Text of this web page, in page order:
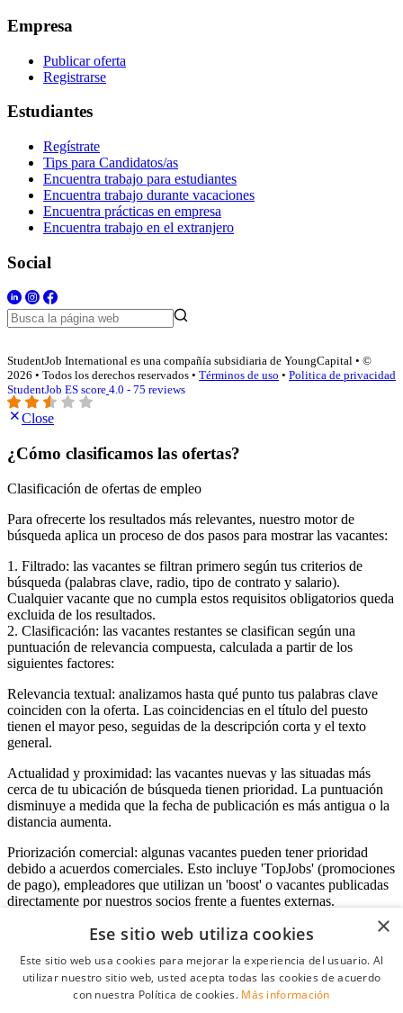
Empresa
Publicar oferta
Registrarse
Estudiantes
Regístrate
Tips para Candidatos/as
Encuentra trabajo para estudiantes
Encuentra trabajo durante vacaciones
Encuentra prácticas en empresa
Encuentra trabajo en el extranjero
Social
StudentJob International es una compañía subsidiaria de YoungCapital • ©
2026 • Todos los derechos reservados • Términos de uso • Politica de privacidad
StudentJob ES score 4.0 - 75 reviews
Close
¿Cómo clasificamos las ofertas?
Clasificación de ofertas de empleo
Para ofrecerte los resultados más relevantes, nuestro motor de
búsqueda aplica un proceso de dos pasos para mostrar las vacantes:
1. Filtrado: las vacantes se filtran primero según tus criterios de
búsqueda (palabras clave, radio, tipo de contrato y salario).
Cualquier vacante que no cumpla estos requisitos obligatorios queda
excluida de los resultados.
2. Clasificación: las vacantes restantes se clasifican según una
puntuación de relevancia compuesta, calculada a partir de los
siguientes factores:
Relevancia textual: analizamos hasta qué punto tus palabras clave
coinciden con la oferta. Las coincidencias en el título del puesto
tienen el mayor peso, seguidas de la descripción corta y el texto
general.
Actualidad y proximidad: las vacantes nuevas y las situadas más
cerca de tu ubicación de búsqueda tienen prioridad. La puntuación
disminuye a medida que la fecha de publicación es más antigua o la
distancia aumenta.
Priorización comercial: algunas vacantes pueden tener prioridad
debido a acuerdos comerciales. Esto incluye 'TopJobs' (promociones
de pago), empleadores que utilizan un 'boost' o vacantes publicadas
directamente por nuestros socios frente a fuentes externas.
Acceso empresas
×
Ese sitio web utiliza cookies
Este sitio web usa cookies para mejorar la experiencia del usuario. Al
utilizar nuestro sitio web, usted acepta todas las cookies de acuerdo
con nuestra Política de cookies. Más información